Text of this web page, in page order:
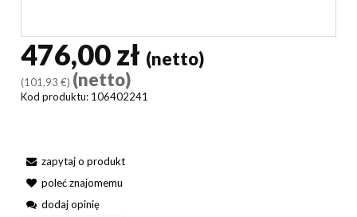
476,00 zł (netto)
(101,93 €) (netto)
Kod produktu: 106402241
zapytaj o produkt
poleć znajomemu
dodaj opinię